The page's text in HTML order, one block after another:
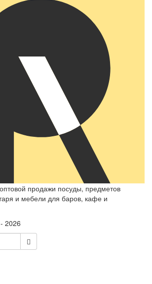
продажи посуды, предметов
и мебели для баров, кафе и
2026